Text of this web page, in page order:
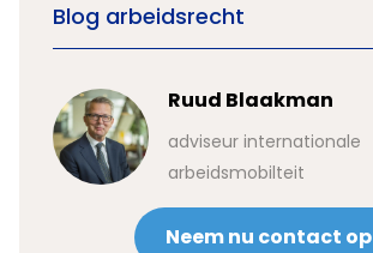
Blog arbeidsrecht
Ruud Blaakman
adviseur internationale
arbeidsmobilteit
Neem nu contact op